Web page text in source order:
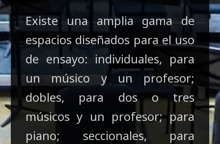
Existe una amplia gama de
espacios diseñados para el uso
de ensayo: individuales, para
un músico y un profesor;
dobles, para dos o tres
músicos y un profesor; para
piano; seccionales, para